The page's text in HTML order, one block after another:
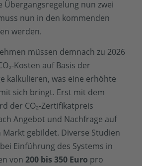
nun zwei
nun in den kommenden
werden.
müssen demnach zu 2026
Kosten auf Basis der
kalkulieren, was eine erhöhte
sich bringt. Erst mit dem
der CO₂-Zertifikatpreis
Angebot und Nachfrage auf
gebildet. Diverse Studien
Einführung des Systems in
von200 bis 350 Euro pro